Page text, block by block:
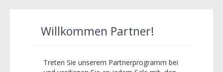
Willkommen Partner!
Treten Sie unserem Partnerprogramm bei